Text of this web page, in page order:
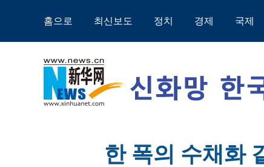
홈으로 최신보도 정치 경제 국제
한 폭의 수채화